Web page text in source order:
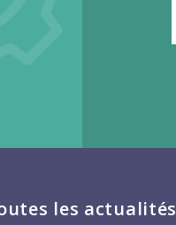
les actualités